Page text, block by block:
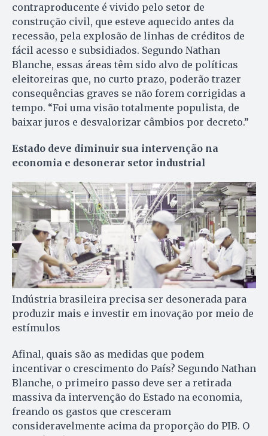
contraproducente é vivido pelo setor de
construção civil, que esteve aquecido antes da
recessão, pela explosão de linhas de créditos de
fácil acesso e subsidiados. Segundo Nathan
Blanche, essas áreas têm sido alvo de políticas
eleitoreiras que, no curto prazo, poderão trazer
consequências graves se não forem corrigidas a
tempo. “Foi uma visão totalmente populista, de
baixar juros e desvalorizar câmbios por decreto.”
Estado deve diminuir sua intervenção na
economia e desonerar setor industrial
Indústria brasileira precisa ser desonerada para
produzir mais e investir em inovação por meio de
estímulos
Afinal, quais são as medidas que podem
incentivar o crescimento do País? Segundo Nathan
Blanche, o primeiro passo deve ser a retirada
massiva da intervenção do Estado na economia,
freando os gastos que cresceram
consideravelmente acima da proporção do PIB. O